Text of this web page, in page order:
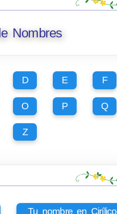
Nombres
D E F
O P Q
Z
Tu nombre en Cirílico